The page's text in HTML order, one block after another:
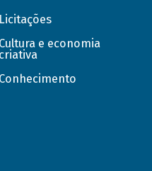
Licitações
Cultura e economia
criativa
Conhecimento